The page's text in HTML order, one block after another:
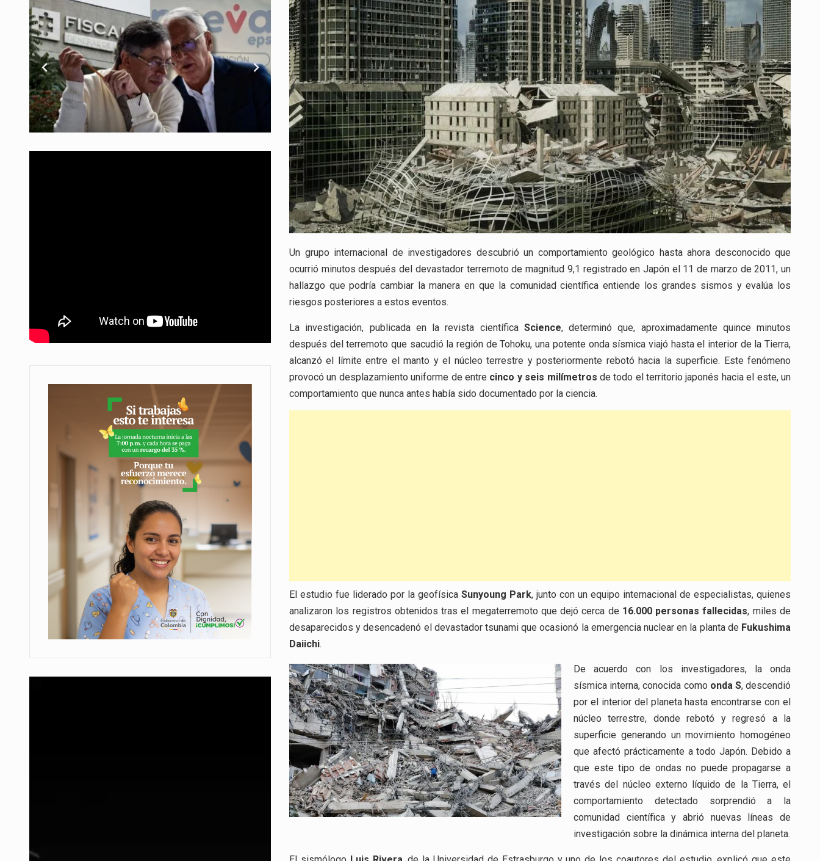
DESCONOCIDO
QUE
APARECIÓ
MINUTOS
DESPUÉS
DEL
TERREMOTO
DE
JAPÓN
DE
2011
Un grupo internacional de investigadores descubrió un comportamiento geológico hasta ahora desconocido que
ocurrió minutos después del devastador terremoto de magnitud 9,1 registrado en Japón el 11 de marzo de 2011, un
hallazgo que podría cambiar la manera en que la comunidad científica entiende los grandes sismos y evalúa los
riesgos posteriores a estos eventos.
La investigación, publicada en la revista científica Science, determinó que, aproximadamente quince minutos
después del terremoto que sacudió la región de Tohoku, una potente onda sísmica viajó hasta el interior de la Tierra,
alcanzó el límite entre el manto y el núcleo terrestre y posteriormente rebotó hacia la superficie. Este fenómeno
provocó un desplazamiento uniforme de entre cinco y seis milímetros de todo el territorio japonés hacia el este, un
comportamiento que nunca antes había sido documentado por la ciencia.
El estudio fue liderado por la geofísica Sunyoung Park, junto con un equipo internacional de especialistas, quienes
analizaron los registros obtenidos tras el megaterremoto que dejó cerca de 16.000 personas fallecidas, miles de
desaparecidos y desencadenó el devastador tsunami que ocasionó la emergencia nuclear en la planta de Fukushima
Daiichi.
De acuerdo con los investigadores, la onda
sísmica interna, conocida como onda S, descendió
por el interior del planeta hasta encontrarse con el
núcleo terrestre, donde rebotó y regresó a la
superficie generando un movimiento homogéneo
que afectó prácticamente a todo Japón. Debido a
que este tipo de ondas no puede propagarse a
través del núcleo externo líquido de la Tierra, el
comportamiento detectado sorprendió a la
comunidad científica y abrió nuevas líneas de
investigación sobre la dinámica interna del planeta.